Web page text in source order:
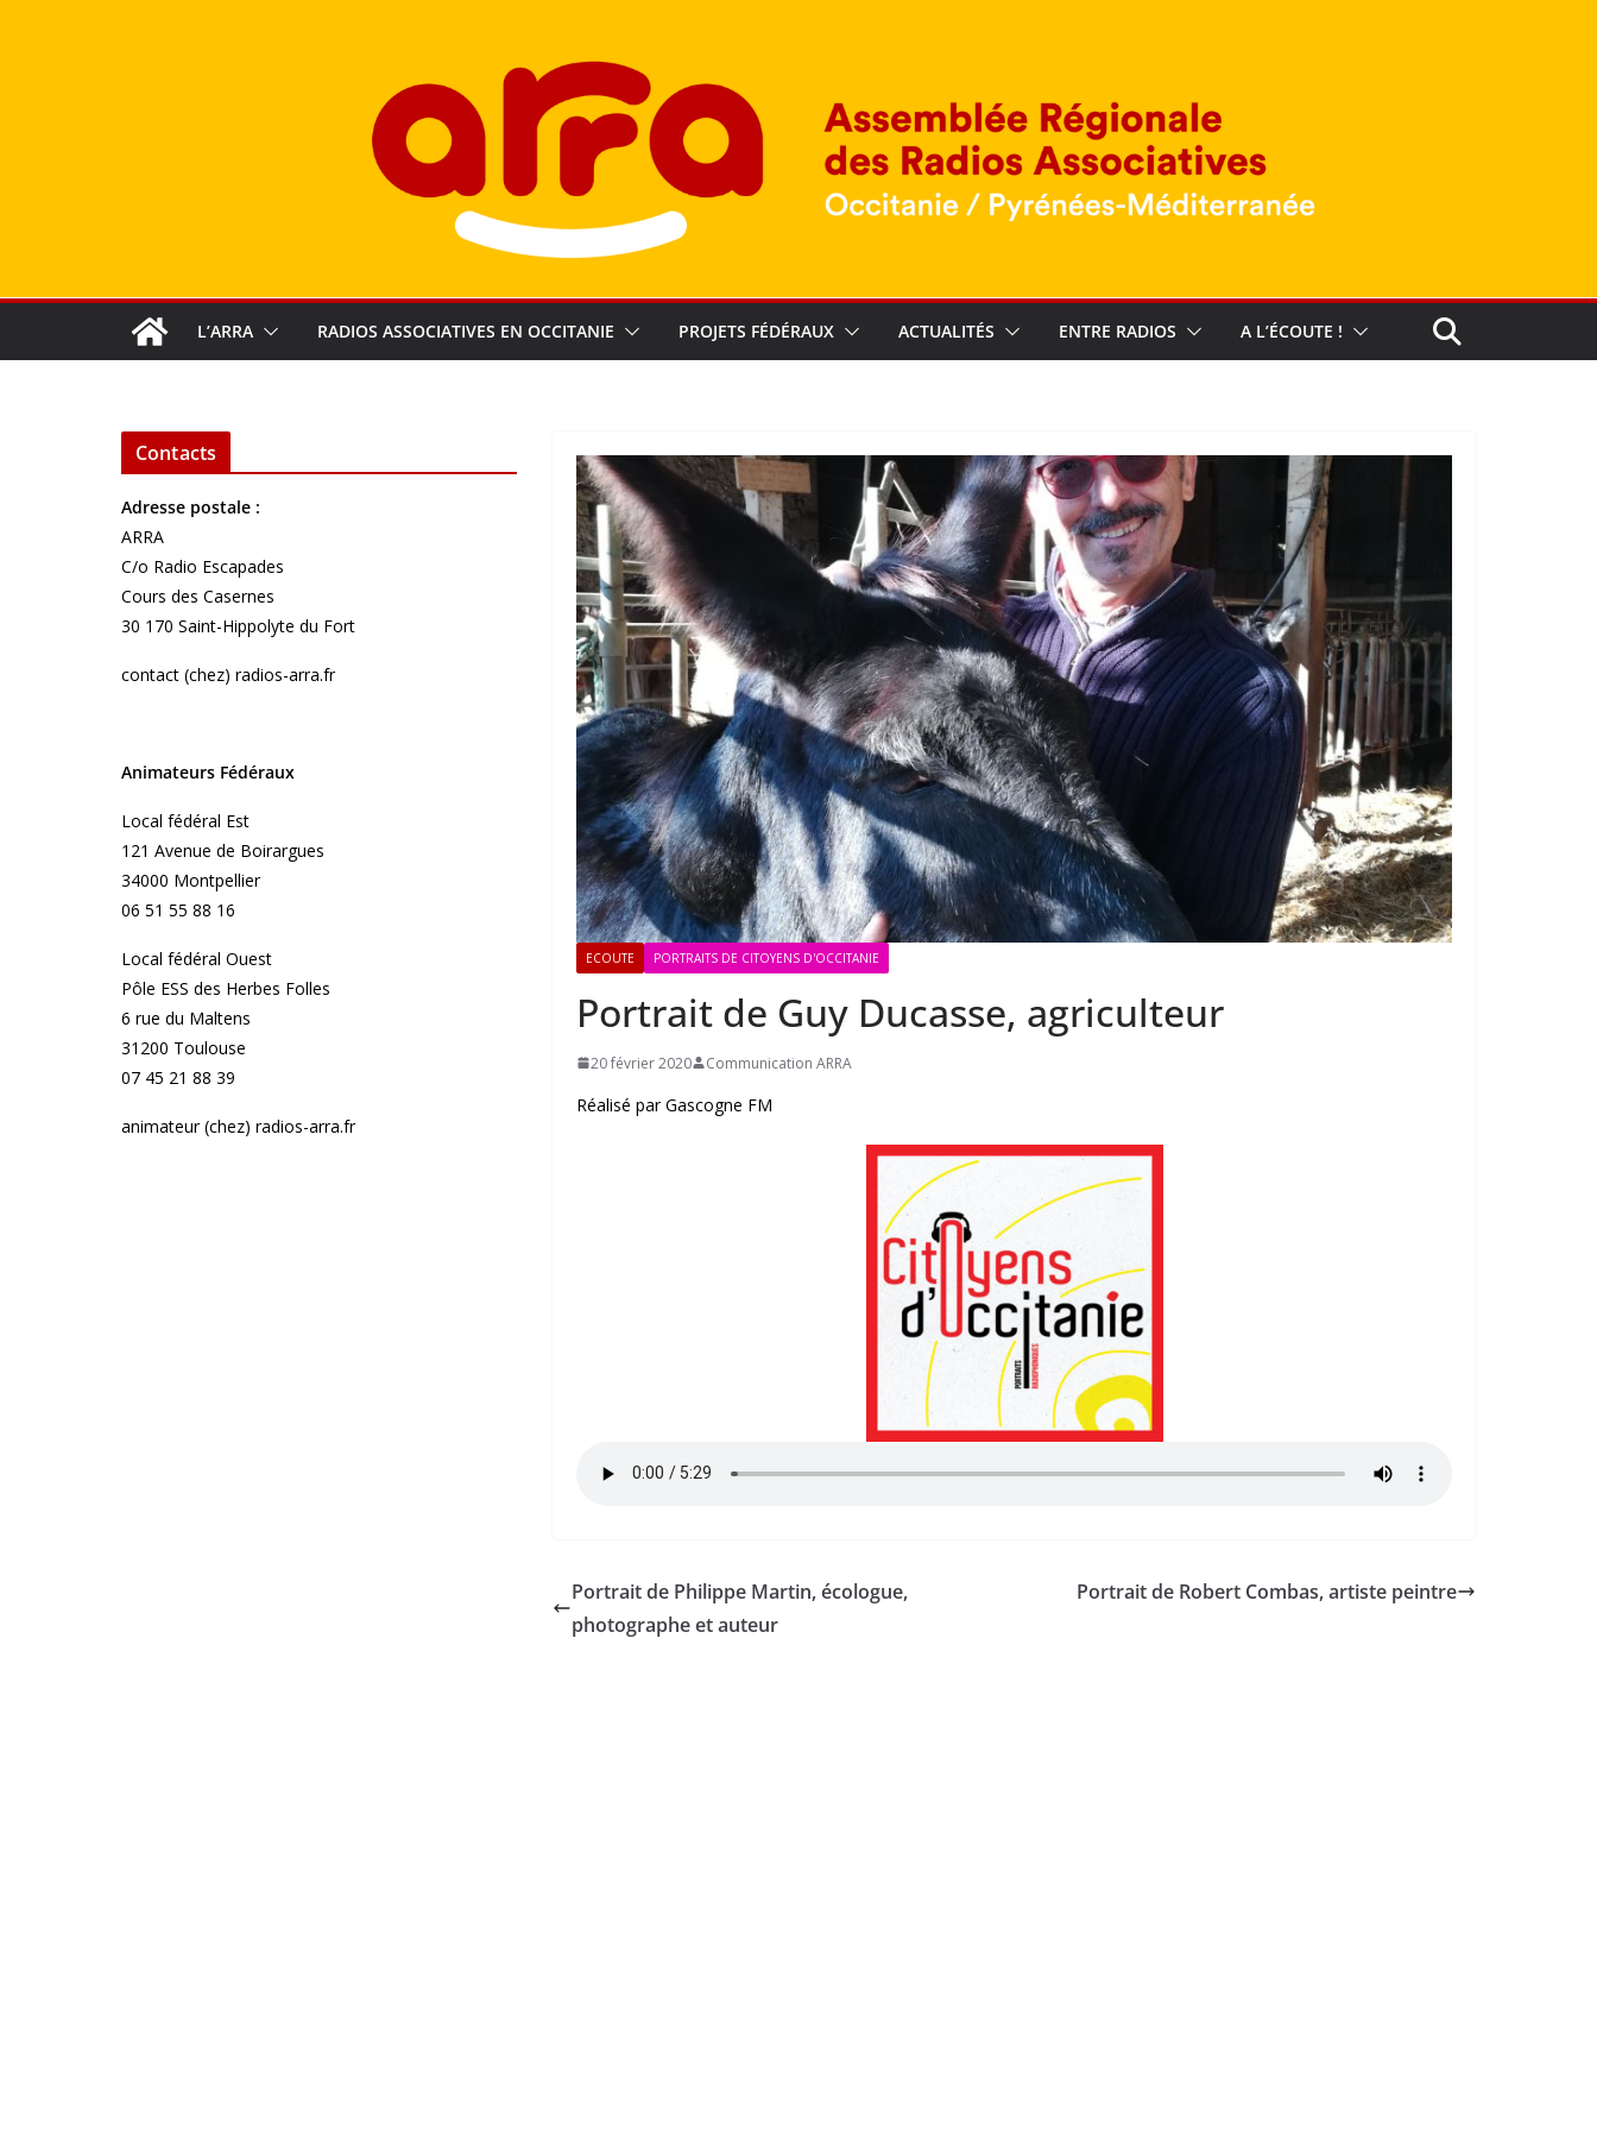
L’ARRA RADIOS ASSOCIATIVES EN OCCITANIE PROJETS FÉDÉRAUX ACTUALITÉS ENTRE RADIOS A L’ÉCOUTE !
ECOUTE PORTRAITS DE CITOYENS D'OCCITANIE
Portrait de Guy Ducasse, agriculteur
20 février 2020 Communication ARRA
Réalisé par Gascogne FM
Portrait de Philippe Martin, écologue,
photographe et auteur
Portrait de Robert Combas, artiste peintre
Contacts
Adresse postale :
ARRA
C/o Radio Escapades
Cours des Casernes
30 170 Saint-Hippolyte du Fort
contact (chez) radios-arra.fr
Animateurs Fédéraux
Local fédéral Est
121 Avenue de Boirargues
34000 Montpellier
06 51 55 88 16
Local fédéral Ouest
Pôle ESS des Herbes Folles
6 rue du Maltens
31200 Toulouse
07 45 21 88 39
animateur (chez) radios-arra.fr